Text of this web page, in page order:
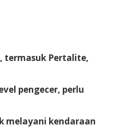
termasuk Pertalite,
pengecer, perlu
melayani kendaraan